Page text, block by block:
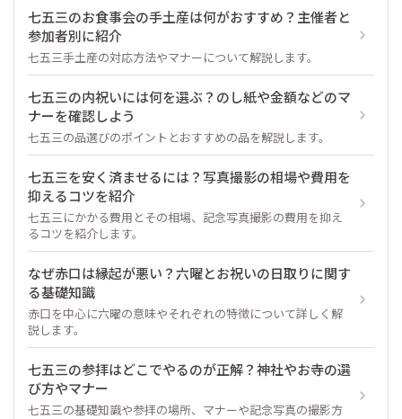
七五三のお食事会の手土産は何がおすすめ？主催者と
参加者別に紹介
七五三手土産の対応方法やマナーについて解説します。
七五三の内祝いには何を選ぶ？のし紙や金額などのマ
ナーを確認しよう
七五三の品選びのポイントとおすすめの品を解説します。
七五三を安く済ませるには？写真撮影の相場や費用を
抑えるコツを紹介
七五三にかかる費用とその相場、記念写真撮影の費用を抑え
るコツを紹介します。
なぜ赤口は縁起が悪い？六曜とお祝いの日取りに関す
る基礎知識
赤口を中心に六曜の意味やそれぞれの特徴について詳しく解
説します。
七五三の参拝はどこでやるのが正解？神社やお寺の選
び方やマナー
七五三の基礎知識や参拝の場所、マナーや記念写真の撮影方